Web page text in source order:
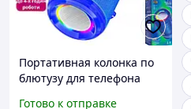
Портативная колонка по
блютузу для телефона
Готово к отправке